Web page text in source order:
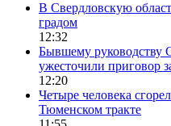
В Свердловскую
градом
12:32
Бывшему руководству
ужесточили приговор
12:20
Четыре человека
Тюменском тракте